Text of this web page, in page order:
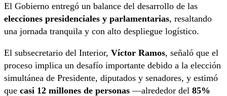
El Gobierno entregó un balance del desarrollo de las
elecciones presidenciales y parlamentarias, resaltando
una jornada tranquila y con alto despliegue logístico.
El subsecretario del Interior, Víctor Ramos, señaló que el
proceso implica un desafío importante debido a la elección
simultánea de Presidente, diputados y senadores, y estimó
que casi 12 millones de personas —alrededor del 85%